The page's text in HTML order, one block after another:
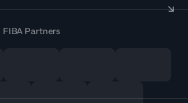
FIBA Partners